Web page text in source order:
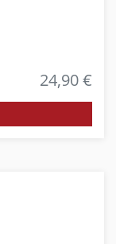
24,90 €